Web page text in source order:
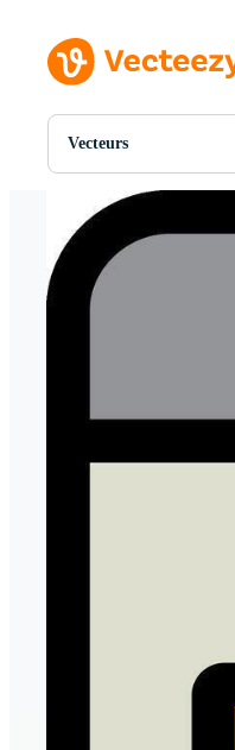
Vecteurs
Toutes Images
Photos
PSDs
SVGs
Événements